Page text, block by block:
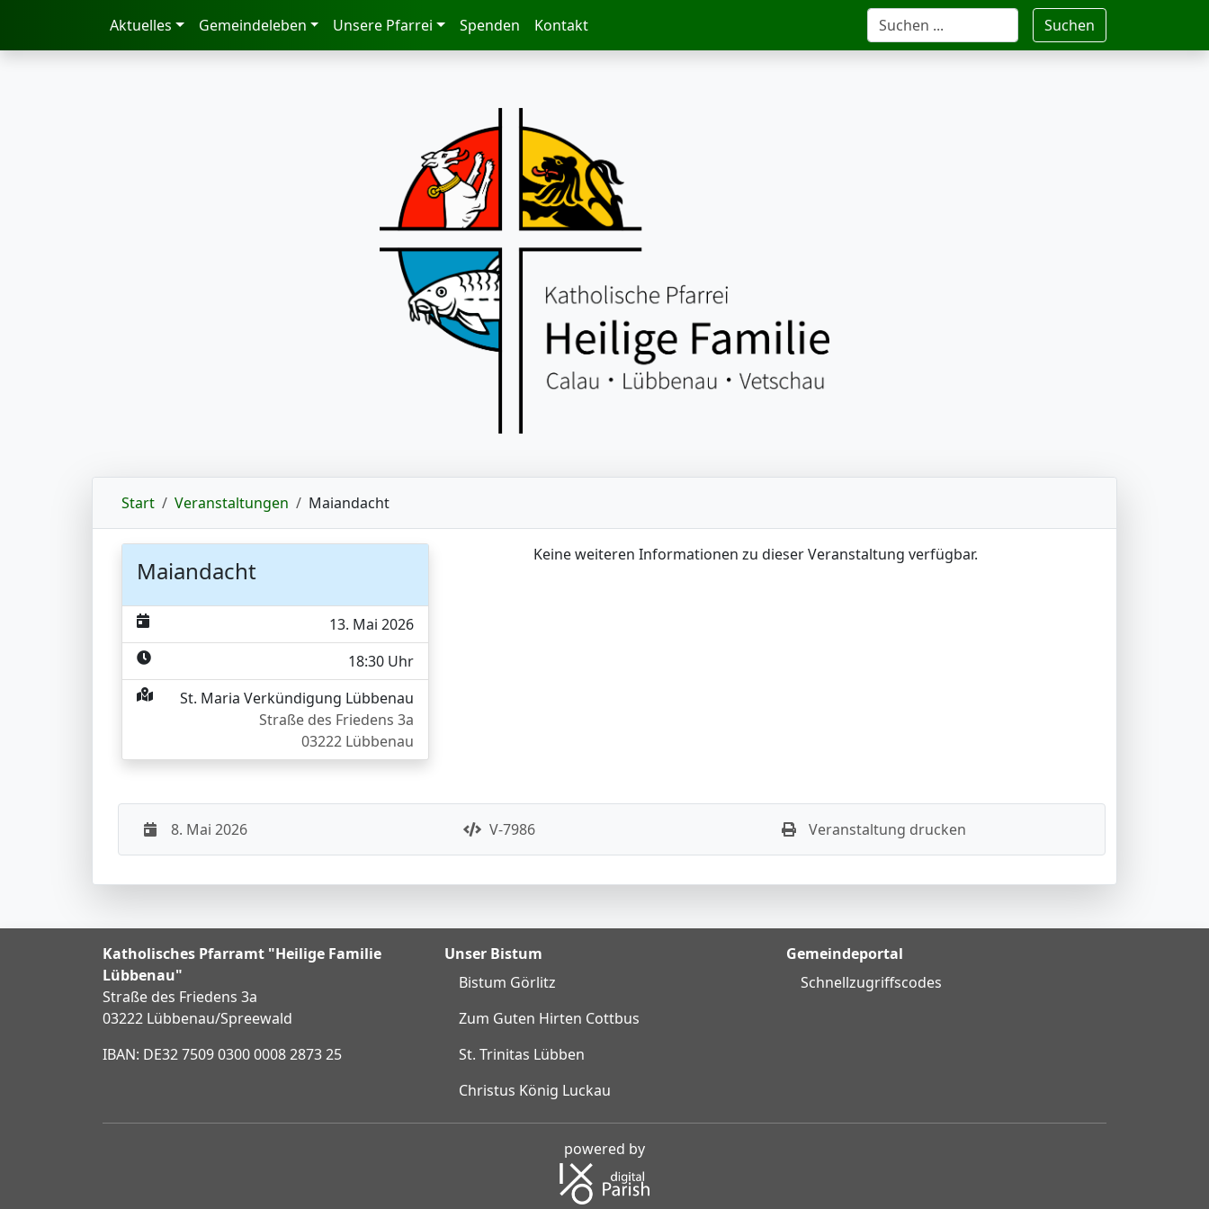
Aktuelles Gemeindeleben Unsere Pfarrei Spenden Kontakt Suchen
Start Veranstaltungen Maiandacht
Maiandacht
13. Mai 2026
18:30 Uhr
St. Maria Verkündigung Lübbenau
Straße des Friedens 3a
03222 Lübbenau
Keine weiteren Informationen zu dieser Veranstaltung verfügbar.
8. Mai 2026 V-7986 Veranstaltung drucken
Katholisches Pfarramt "Heilige Familie
Lübbenau"
Straße des Friedens 3a
03222 Lübbenau/Spreewald
IBAN: DE32 7509 0300 0008 2873 25
Unser Bistum
Bistum Görlitz
Zum Guten Hirten Cottbus
St. Trinitas Lübben
Christus König Luckau
Gemeindeportal
Schnellzugriffscodes
powered by